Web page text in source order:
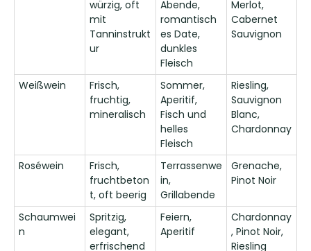
würzig, oft
mit
Tanninstrukt
ur
Abende,
romantisch
es Date,
dunkles
Fleisch
Merlot,
Cabernet
Sauvignon
Weißwein
Frisch,
fruchtig,
mineralisch
Sommer,
Aperitif,
Fisch und
helles
Fleisch
Riesling,
Sauvignon
Blanc,
Chardonnay
Roséwein
Frisch,
fruchtbeton
t, oft beerig
Terrassenwe
in,
Grillabende
Grenache,
Pinot Noir
Schaumwei
n
Spritzig,
elegant,
erfrischend
Feiern,
Aperitif
Chardonnay
, Pinot Noir,
Riesling